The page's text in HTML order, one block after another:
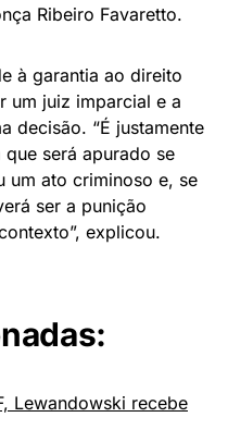
Ribeiro Favaretto.
à garantia ao direito
um juiz imparcial e a
decisão. “É justamente
será apurado se
um ato criminoso e, se
ser a punição
explicou.
Lewandowski recebe